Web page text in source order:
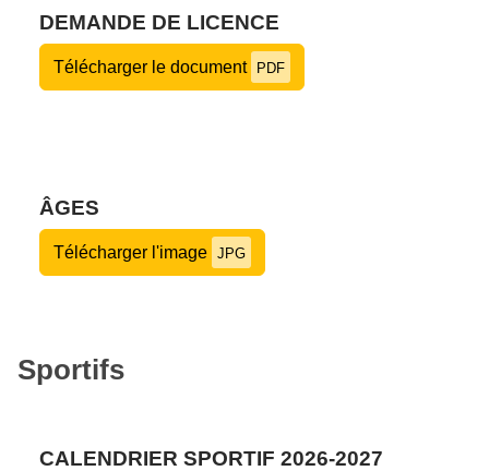
DEMANDE DE LICENCE
Télécharger le document PDF
ÂGES
Télécharger l'image JPG
Sportifs
CALENDRIER SPORTIF 2026-2027